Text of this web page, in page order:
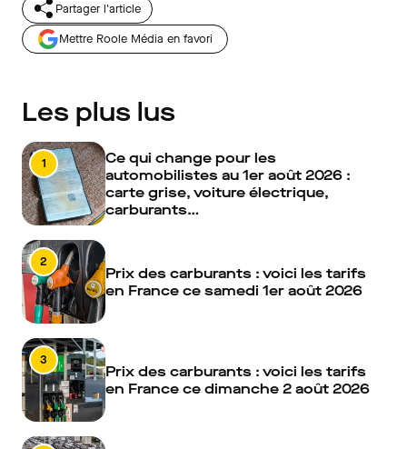
Partager l'article
Mettre Roole Média en favori
Les plus lus
1
Ce qui change pour les
automobilistes au 1er août 2026 :
carte grise, voiture électrique,
carburants…
2
Prix des carburants : voici les tarifs
en France ce samedi 1er août 2026
3
Prix des carburants : voici les tarifs
en France ce dimanche 2 août 2026